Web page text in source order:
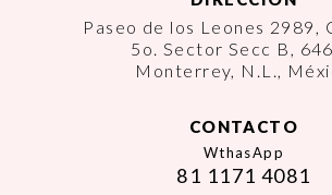
Paseo de los Leones 2989,
5o. Sector Secc B,
Monterrey, N.L.,
CONTACTO
WthasApp
81 1171 4081